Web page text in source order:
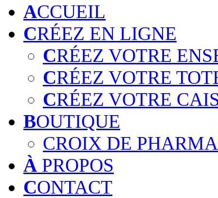
ACCUEIL
CRÉEZ EN LIGNE
CRÉEZ VOTRE
CRÉEZ VOTRE
CRÉEZ VOTRE
BOUTIQUE
CROIX DE
À PROPOS
CONTACT